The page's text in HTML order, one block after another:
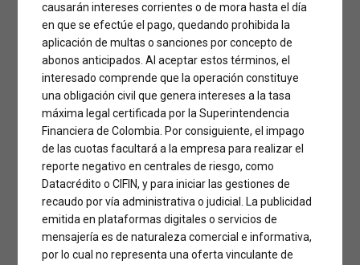
RinoplastiaCompleta
La Rinoplastia es el procedimiento quirúrgico para remodelar
y redefinir la forma de la nariz definitivamente. Además
corrige desviaciones septales.
causarán intereses corrientes o de mora hasta el día
en que se efectúe el pago, quedando prohibida la
aplicación de multas o sanciones por concepto de
abonos anticipados. Al aceptar estos términos, el
interesado comprende que la operación constituye
una obligación civil que genera intereses a la tasa
máxima legal certificada por la Superintendencia
Financiera de Colombia. Por consiguiente, el impago
de las cuotas facultará a la empresa para realizar el
reporte negativo en centrales de riesgo, como
Datacrédito o CIFIN, y para iniciar las gestiones de
recaudo por vía administrativa o judicial. La publicidad
emitida en plataformas digitales o servicios de
mensajería es de naturaleza comercial e informativa,
por lo cual no representa una oferta vinculante de